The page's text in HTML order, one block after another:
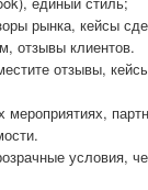
рынка, кейсы
отзывы клиентов.
отзывы,
условия,